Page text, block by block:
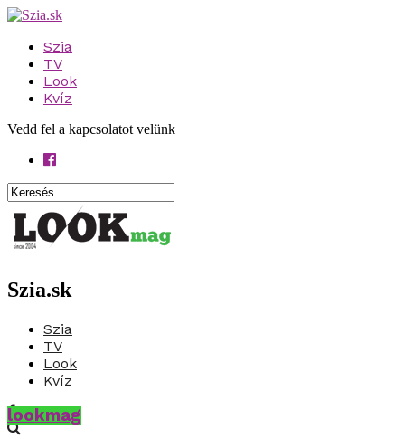
Szia
TV
Look
Kvíz
Vedd fel a kapcsolatot velünk
Szia.sk
Szia
TV
Look
Kvíz
lookmag